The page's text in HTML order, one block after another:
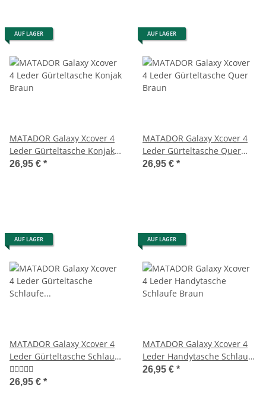
AUF LAGER
MATADOR Galaxy Xcover 4
Leder Gürteltasche Konjak
Braun
26,95 € *
AUF LAGER
MATADOR Galaxy Xcover 4
Leder Gürteltasche Quer
Braun
26,95 € *
AUF LAGER
MATADOR Galaxy Xcover 4
Leder Gürteltasche Schlaufe
Schwarz
26,95 € *
AUF LAGER
MATADOR Galaxy Xcover 4
Leder Handytasche Schlaufe
Braun
26,95 € *